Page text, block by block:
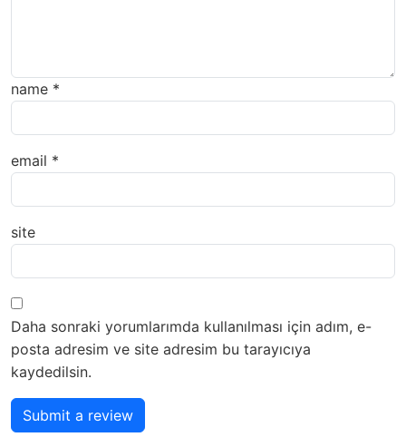
name *
email *
site
Daha sonraki yorumlarımda kullanılması için adım, e-
posta adresim ve site adresim bu tarayıcıya
kaydedilsin.
Submit a review